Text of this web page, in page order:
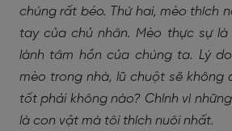
chúng rất béo. Thứ hai, mèo thích
tay của chủ nhân. Mèo thực sự là
lành tâm hồn của chúng ta. Lý
mèo trong nhà, lũ chuột sẽ không
tốt phải không nào? Chính vì
là con vật mà tôi thích nuôi nhất.